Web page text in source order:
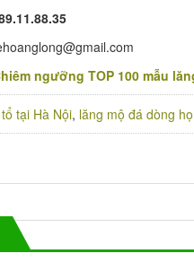
ngưỡng TOP 100 mẫu
tại Hà Nội, lăng mộ đá dòng họ